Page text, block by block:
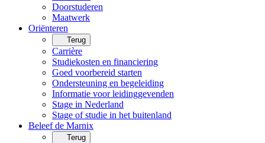
Doorstuderen
Maatwerk
Oriënteren
Terug
Carrière
Studiekosten en financiering
Goed voorbereid starten
Ondersteuning en begeleiding
Informatie voor leidinggevenden
Stage in Nederland
Stage of studie in het buitenland
Beleef de Marnix
Terug